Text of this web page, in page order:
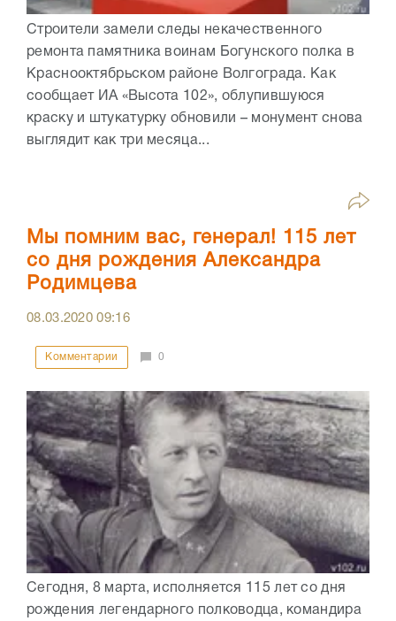
Строители замели следы некачественного
ремонта памятника воинам Богунского полка в
Краснооктябрьском районе Волгограда. Как
сообщает ИА «Высота 102», облупившуюся
краску и штукатурку обновили – монумент снова
выглядит как три месяца...
Мы помним вас, генерал! 115 лет
со дня рождения Александра
Родимцева
08.03.202009:16
Комментарии 0
Сегодня, 8 марта, исполняется 115 лет со дня
рождения легендарного полководца, командира